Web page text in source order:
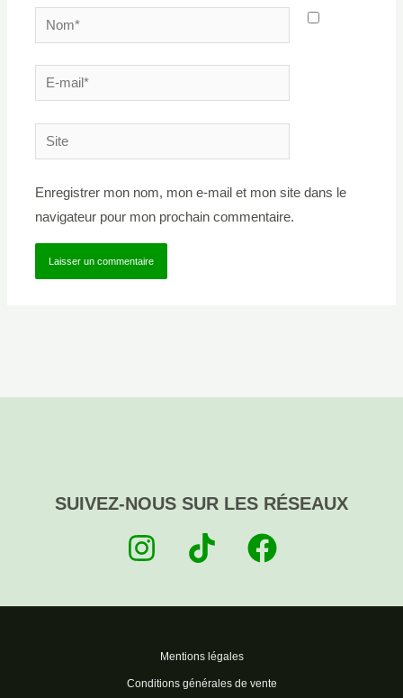
Nom*
E-
mail*
Site
Enregistrer mon nom, mon e-mail et mon site dans le
navigateur pour mon prochain commentaire.
SUIVEZ-NOUS SUR LES RÉSEAUX
Mentions légales
Conditions générales de vente